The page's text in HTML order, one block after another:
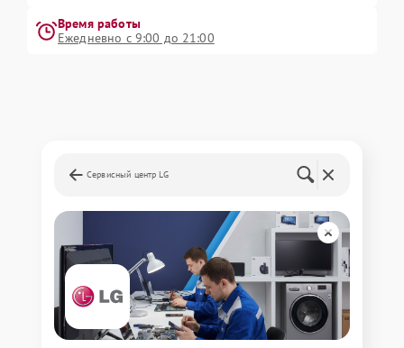
Время работы
Ежедневно с 9:00 до 21:00
Сервисный центр LG